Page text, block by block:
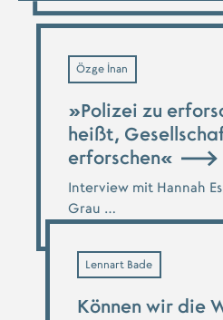
Özge İnan
»Polizei zu
heißt,
erforschen«
Interview mit Hannah
Grau …
Lennart Bade
Können wir die